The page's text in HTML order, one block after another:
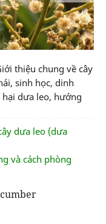
thiệu chung về cây
sinh học, dinh
dưa leo, hướng
dưa leo (dưa
và cách phòng